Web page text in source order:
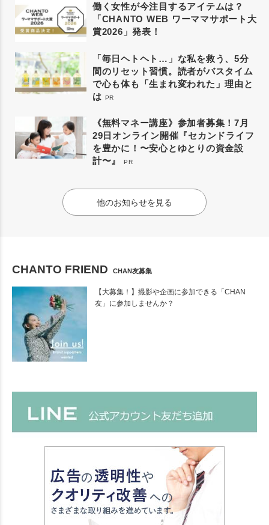
働く女性が今注目するアイテムは？
「CHANTO WEB ワーママサポート大
賞2026」発表！
「毎日ヘトヘト…」な私を救う、5分
間のリセット習慣。読者がバスタイム
で心も体も「生まれ変われた」理由と
は PR
《無料マネー講座》参加者募集！7月
29日オンライン開催『セカンドライフ
を豊かに！〜安心とゆとりの資金設
計〜』
PR
他のお知らせを見る
CHANTO FRIEND CHAN友募集
【大募集！】撮影や企画に参加できる「CHAN
友」に参加しませんか？